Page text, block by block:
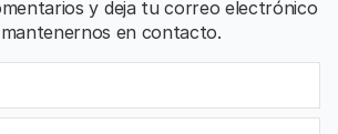
y deja tu correo electrónico
en contacto.